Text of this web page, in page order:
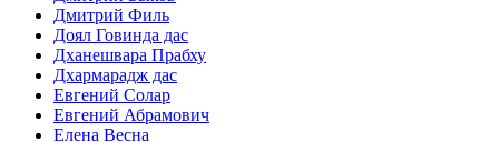
Дмитрий Филь
Доял Говинда дас
Дханешвара Прабху
Дхармарадж дас
Евгений Солар
Евгений Абрамович
Елена Весна